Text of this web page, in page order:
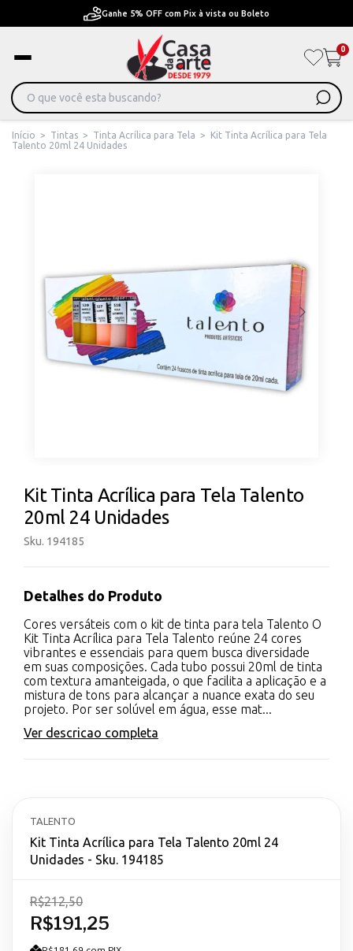
Pague em Até 6x sem juros ou ate 12x com juros
0
Início > Tintas > Tinta Acrílica para Tela >
Kit Tinta Acrílica para Tela
Talento 20ml 24 Unidades
Kit Tinta Acrílica para Tela Talento
20ml 24 Unidades
Sku. 194185
Detalhes do Produto
Cores versáteis com o kit de tinta para tela Talento O
Kit Tinta Acrílica para Tela Talento reúne 24 cores
vibrantes e essenciais para quem busca diversidade
em suas composições. Cada tubo possui 20ml de tinta
com textura amanteigada, o que facilita a aplicação e a
mistura de tons para alcançar a nuance exata do seu
projeto. Por ser solúvel em água, esse mat...
Ver descricao completa
TALENTO
Kit Tinta Acrílica para Tela Talento 20ml 24
Unidades - Sku. 194185
R$191,25
R$212,50